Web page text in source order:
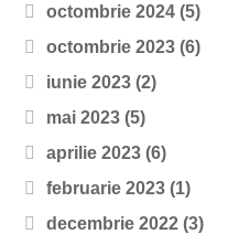
octombrie 2024 (5)
octombrie 2023 (6)
iunie 2023 (2)
mai 2023 (5)
aprilie 2023 (6)
februarie 2023 (1)
decembrie 2022 (3)